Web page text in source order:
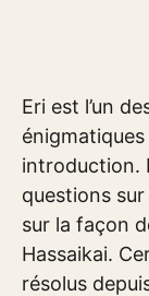
Eri est l’un
introduction.
questions
sur la façon
Hassaikai.
résolus